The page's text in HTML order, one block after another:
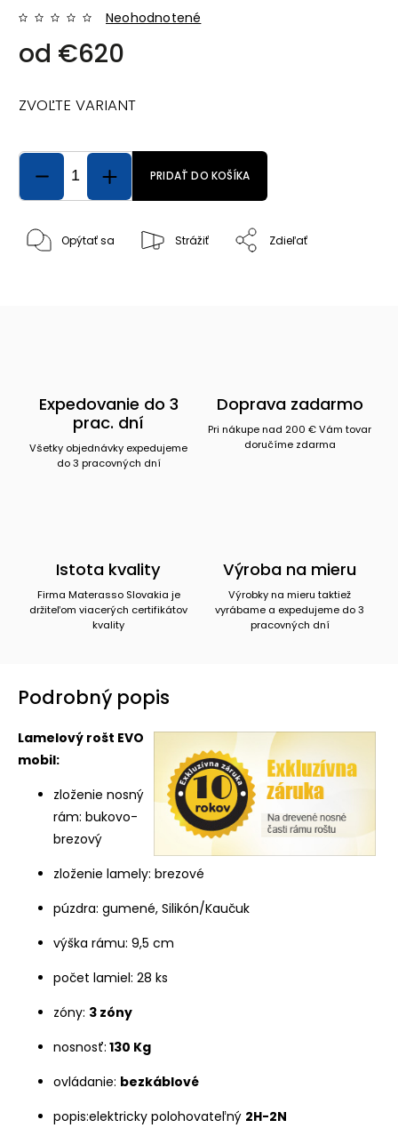
Neohodnotené
od €620
ZVOĽTE VARIANT
PRIDAŤ DO KOŠÍKA
Opýtať sa Strážiť Zdieľať
Expedovanie do 3
prac. dní
Všetky objednávky expedujeme
do 3 pracovných dní
Doprava zadarmo
Pri nákupe nad 200 € Vám tovar
doručíme zdarma
Istota kvality
Firma Materasso Slovakia je
držiteľom viacerých certifikátov
kvality
Výroba na mieru
Výrobky na mieru taktiež
vyrábame a expedujeme do 3
pracovných dní
Podrobný popis
Lamelový rošt EVO
mobil:
zloženie nosný
rám: bukovo-
brezový
zloženie lamely: brezové
púzdra: gumené, Silikón/Kaučuk
výška rámu: 9,5 cm
počet lamiel: 28 ks
zóny: 3 zóny
nosnosť: 130 Kg
ovládanie: bezkáblové
popis:elektricky polohovateľný 2H-2N